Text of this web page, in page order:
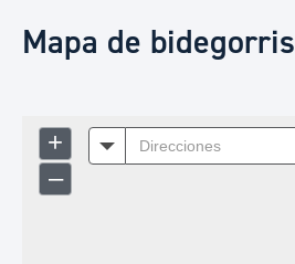
Mapa de bidegorris